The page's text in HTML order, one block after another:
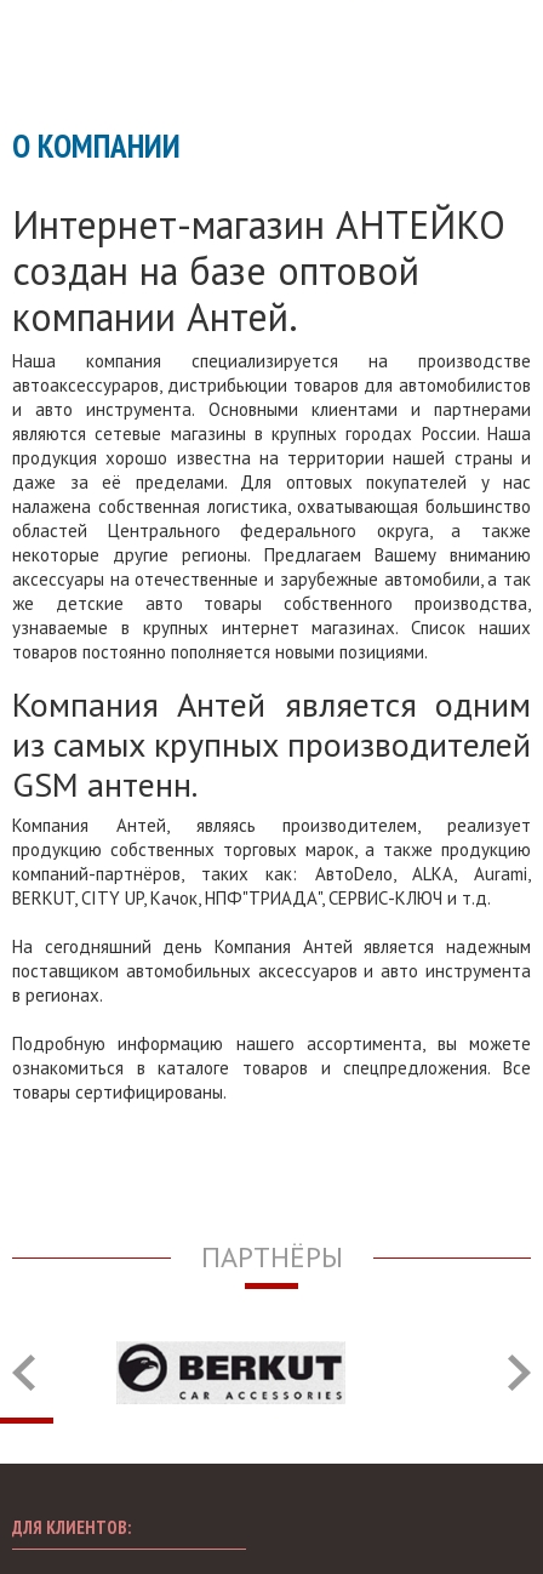
О КОМПАНИИ
Интернет-магазин АНТЕЙКО
создан на базе оптовой
компании Антей.
Наша компания специализируется на производстве
автоаксессураров, дистрибьюции товаров для автомобилистов
и авто инструмента. Основными клиентами и партнерами
являются сетевые магазины в крупных городах России. Наша
продукция хорошо известна на территории нашей страны и
даже за её пределами. Для оптовых покупателей у нас
налажена собственная логистика, охватывающая большинство
областей Центрального федерального округа, а также
некоторые другие регионы. Предлагаем Вашему вниманию
аксессуары на отечественные и зарубежные автомобили, а так
же детские авто товары собственного производства,
узнаваемые в крупных интернет магазинах. Список наших
товаров постоянно пополняется новыми позициями.
Компания Антей является одним
из самых крупных производителей
GSM антенн.
Компания Антей, являясь производителем, реализует
продукцию собственных торговых марок, а также продукцию
компаний-партнёров, таких как: АвтоDело, ALKA, Aurami,
BERKUT, CITY UP, Качок, НПФ"ТРИАДА", СЕРВИС-КЛЮЧ и т.д.
На сегодняшний день Компания Антей является надежным
поставщиком автомобильных аксессуаров и авто инструмента
в регионах.
Подробную информацию нашего ассортимента, вы можете
ознакомиться в каталоге товаров и спецпредложения. Все
товары сертифицированы.
ПАРТНЁРЫ
ДЛЯ КЛИЕНТОВ: